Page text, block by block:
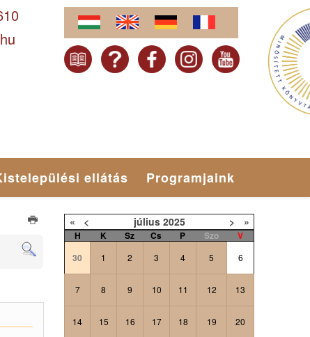
ellátás Programjaink
« < július 2025 > »
H K Sz Cs P Szo
V
30
1 2 3 4 5 6
7 8 9 10 11 12 13
14 15 16 17 18 19 20